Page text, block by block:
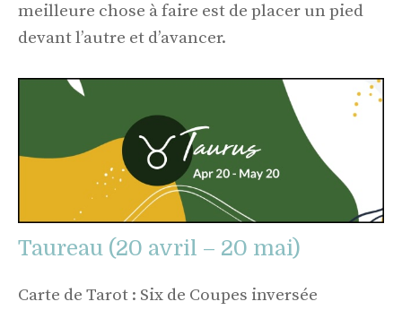
meilleure chose à faire est de placer un pied
devant l’autre et d’avancer.
Taureau (20 avril – 20 mai)
Carte de Tarot : Six de Coupes inversée